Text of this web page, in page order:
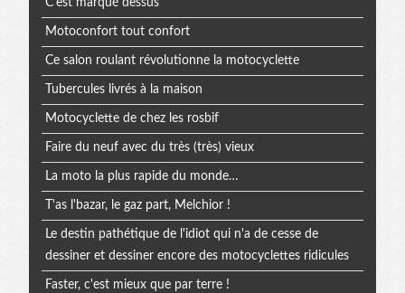
C'est marqué dessus
Motoconfort tout confort
Ce salon roulant révolutionne la motocyclette
Tubercules livrés à la maison
Motocyclette de chez les rosbif
Faire du neuf avec du très (très) vieux
La moto la plus rapide du monde…
T'as l'bazar, le gaz part, Melchior !
Le destin pathétique de l'idiot qui n'a de cesse de
dessiner et dessiner encore des motocyclettes ridicules
Faster, c'est mieux que par terre !